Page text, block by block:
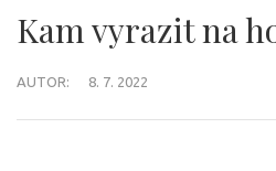
Kam vyrazit na
AUTOR: 8. 7. 2022